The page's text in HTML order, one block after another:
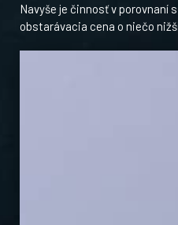
Navyše je činnosť v porovnaní
obstarávacia cena o niečo